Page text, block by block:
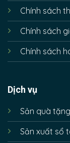
Chính sách
Chính sách
Chính sách
Dịch vụ
Sản quà
Sản xuất sổ